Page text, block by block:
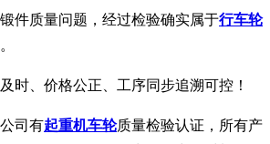
件质量问题，经过检验确实属于行车轮
时、价格公正、工序同步追溯可控！
司有起重机车轮质量检验认证，所有产